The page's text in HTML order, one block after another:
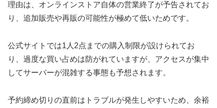
理由は、オンラインストア自体の営業終了が予告されてお
り、追加販売や再販の可能性が極めて低いためです。
公式サイトでは1人2点までの購入制限が設けられてお
り、過度な買い占めは防がれていますが、アクセスが集中
してサーバーが混雑する事態も予想されます。
予約締め切りの直前はトラブルが発生しやすいため、余裕